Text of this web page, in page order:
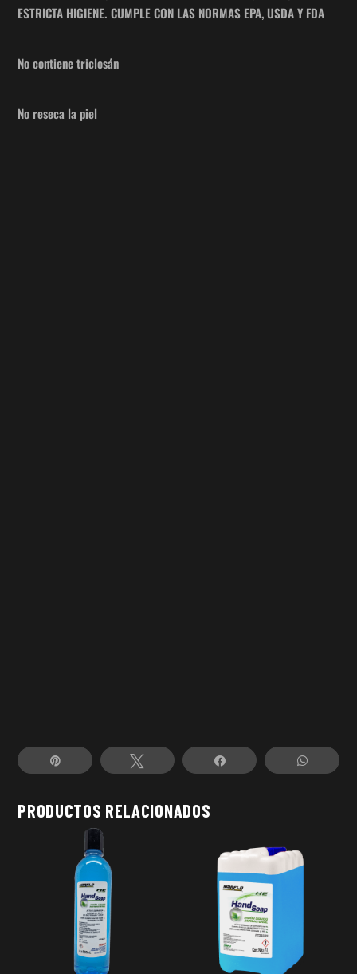
ESTRICTA HIGIENE. CUMPLE CON LAS NORMAS EPA, USDA Y FDA
No contiene triclosán
No reseca la piel
Tweet Share
PRODUCTOS RELACIONADOS